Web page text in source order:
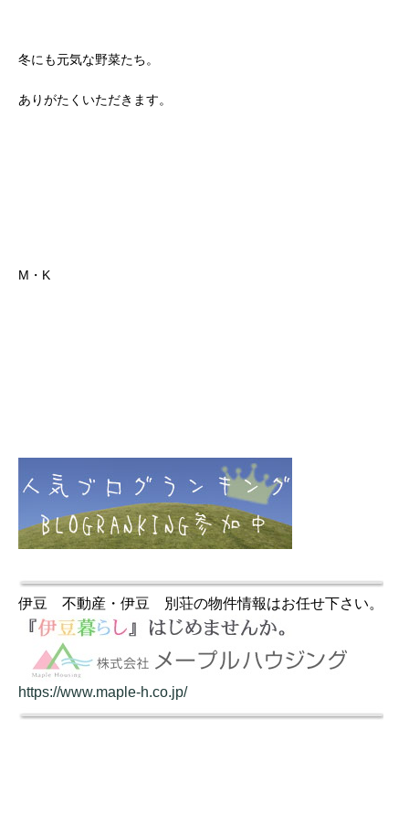
冬にも元気な野菜たち。
ありがたくいただきます。
M・K
伊豆 不動産・伊豆 別荘の物件情報はお任せ下さい。
https://www.maple-h.co.jp/